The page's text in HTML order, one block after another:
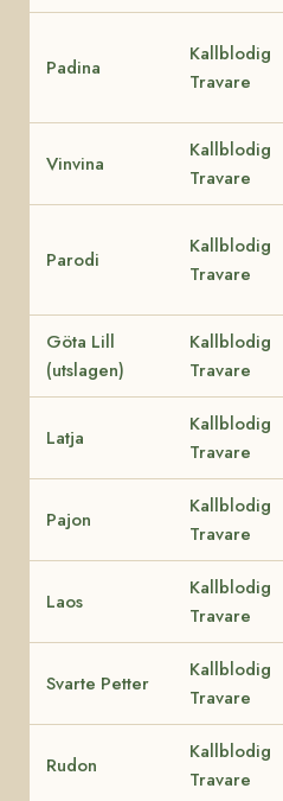
Padina
Kallblodig
Travare
Vinvina
Kallblodig
Travare
Parodi
Kallblodig
Travare
Göta Lill
(utslagen)
Kallblodig
Travare
Latja
Kallblodig
Travare
Pajon
Kallblodig
Travare
Laos
Kallblodig
Travare
Svarte Petter
Kallblodig
Travare
Rudon
Kallblodig
Travare